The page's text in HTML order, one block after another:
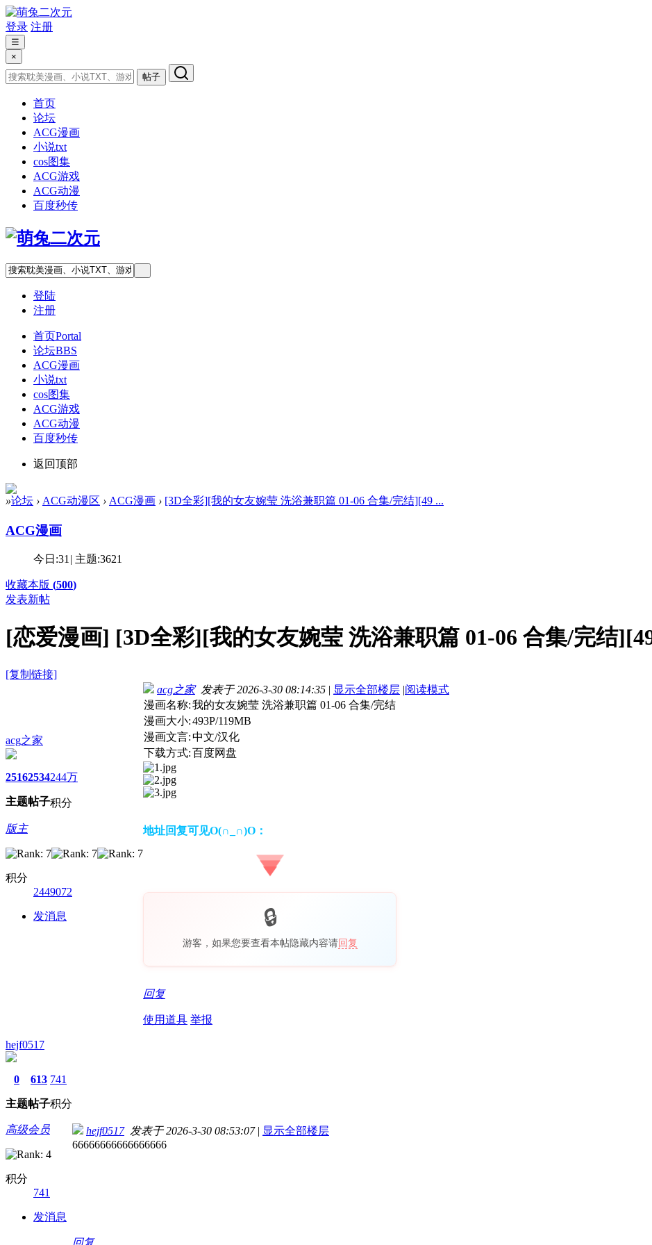
登录 注册
☰
×
帖子
首页
论坛
ACG漫画
小说txt
cos图集
ACG游戏
ACG动漫
百度秒传
登陆
注册
首页Portal
论坛BBS
ACG漫画
小说txt
cos图集
ACG游戏
ACG动漫
百度秒传
返回顶部
»论坛 › ACG动漫区 › ACG漫画 › [3D全彩][我的女友婉莹 洗浴兼职篇 01-06 合集/完结][49 ...
ACG漫画
今日:31 | 主题:3621
收藏本版 (500)
发表新帖
[恋爱漫画] [3D全彩][我的女友婉莹 洗浴兼职篇 01-06 合集/完结
[复制链接]
acg之家
2516
主题
2534
帖子
244万
积分
版主
积分
2449072
发消息
acg之家发表于 2026-3-30 08:14:35 | 显示全部楼层 |阅读模式
漫画名称:我的女友婉莹 洗浴兼职篇 01-06 合集/完结
漫画大小:493P/119MB
漫画文言:中文/汉化
下载方式:百度网盘
地址回复可见O(∩_∩)O：
游客，如果您要查看本帖隐藏内容请回复
回复
使用道具 举报
hejf0517
0
主题
613
帖子
741
积分
高级会员
积分
741
发消息
hejf0517发表于 2026-3-30 08:53:07 | 显示全部楼层
66666666666666666